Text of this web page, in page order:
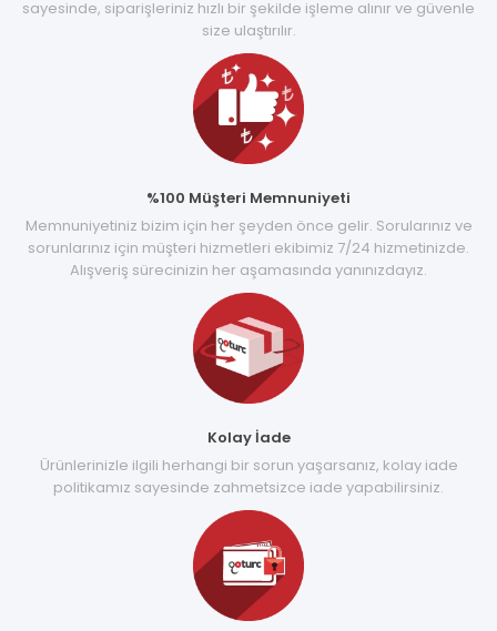
sayesinde, siparişleriniz hızlı bir şekilde işleme alınır ve güvenle
size ulaştırılır.
%100 Müşteri Memnuniyeti
Memnuniyetiniz bizim için her şeyden önce gelir. Sorularınız ve
sorunlarınız için müşteri hizmetleri ekibimiz 7/24 hizmetinizde.
Alışveriş sürecinizin her aşamasında yanınızdayız.
Kolay İade
Ürünlerinizle ilgili herhangi bir sorun yaşarsanız, kolay iade
politikamız sayesinde zahmetsizce iade yapabilirsiniz.